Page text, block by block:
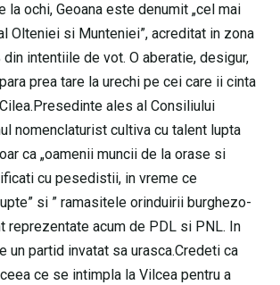
la ochi, Geoana este denumit „cel mai
Olteniei si Munteniei”, acreditat in zona
din intentiile de vot. O aberatie, desigur,
prea tare la urechi pe cei care ii cinta
ales al Consiliului
nomenclaturist cultiva cu talent lupta
ca „oamenii muncii de la orase si
cu pesedistii, in vreme ce
si ” ramasitele orinduirii burghezo-
reprezentate acum de PDL si PNL. In
un partid invatat sa urasca.Credeti ca
ce se intimpla la Vilcea pentru a